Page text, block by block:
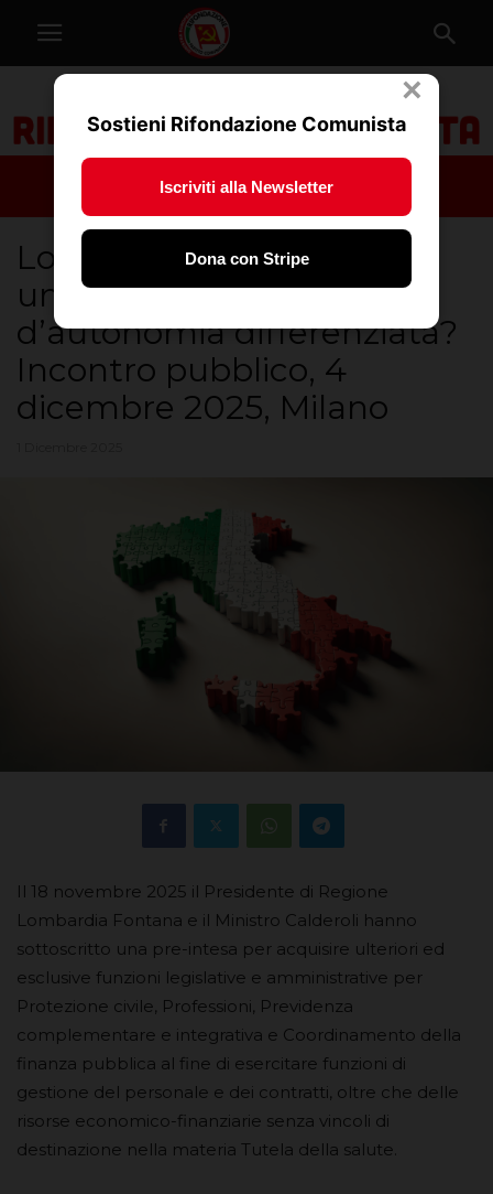
Lombardia, a breve
un’intesa per le richieste
d’autonomia differenziata?
Incontro pubblico, 4
dicembre 2025, Milano
Il 18 novembre 2025 il Presidente di Regione
Lombardia Fontana e il Ministro Calderoli hanno
sottoscritto una pre-intesa per acquisire ulteriori ed
esclusive funzioni legislative e amministrative per
Protezione civile, Professioni, Previdenza
complementare e integrativa e Coordinamento della
finanza pubblica al fine di esercitare funzioni di
gestione del personale e dei contratti, oltre che delle
risorse economico-finanziarie senza vincoli di
destinazione nella materia Tutela della salute.
×
Sostieni Rifondazione Comunista
Iscriviti alla Newsletter
Dona con Stripe